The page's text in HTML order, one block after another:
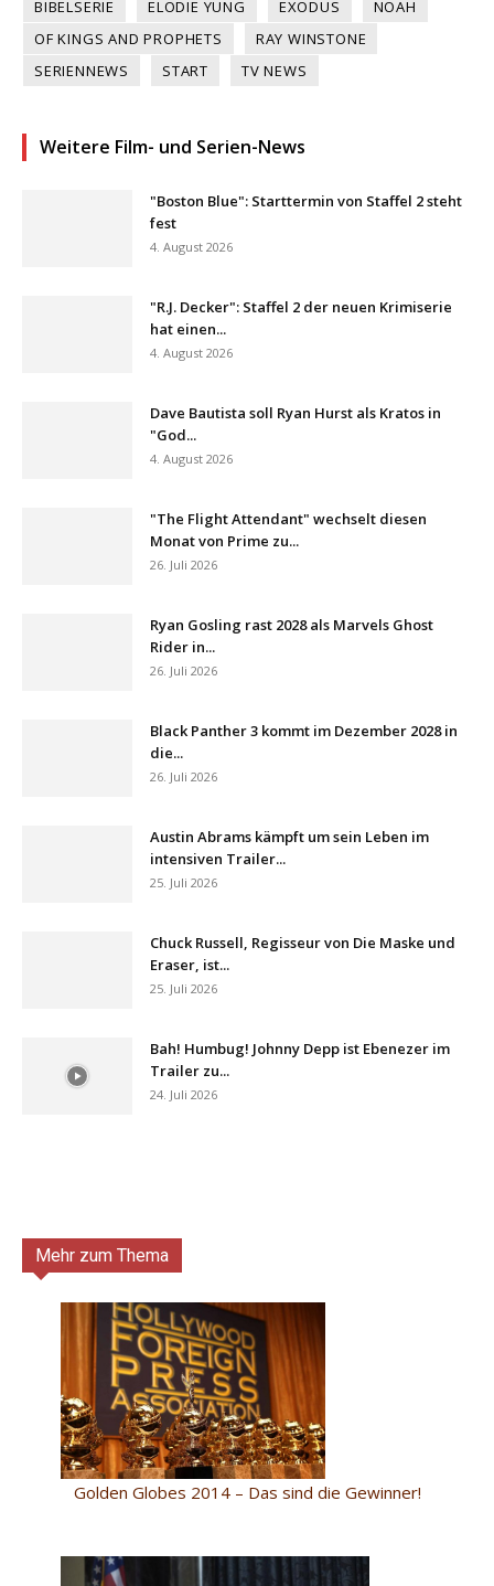
BIBELSERIE ELODIE YUNG EXODUS
NOAH
OF KINGS AND PROPHETS
RAY WINSTONE
SERIENNEWS
START TV NEWS
Weitere Film- und Serien-News
"Boston Blue": Starttermin von Staffel 2 steht
fest
4. August 2026
"R.J. Decker": Staffel 2 der neuen Krimiserie
hat einen...
4. August 2026
Dave Bautista soll Ryan Hurst als Kratos in
"God...
4. August 2026
"The Flight Attendant" wechselt diesen
Monat von Prime zu...
26. Juli 2026
Ryan Gosling rast 2028 als Marvels Ghost
Rider in...
26. Juli 2026
Black Panther 3 kommt im Dezember 2028 in
die...
26. Juli 2026
Austin Abrams kämpft um sein Leben im
intensiven Trailer...
25. Juli 2026
Chuck Russell, Regisseur von Die Maske und
Eraser, ist...
25. Juli 2026
Bah! Humbug! Johnny Depp ist Ebenezer im
Trailer zu...
24. Juli 2026
Mehr zum Thema
Golden Globes 2014 – Das sind die Gewinner!